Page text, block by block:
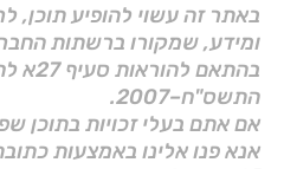
באתר זה עשוי להופיע תוכן,
ומידע, שמקורו ברשתות
בהתאם
התשס"ח–2007.
אם אתם בעלי זכויות בתוכן
אנא פנו אלינו באמצעות